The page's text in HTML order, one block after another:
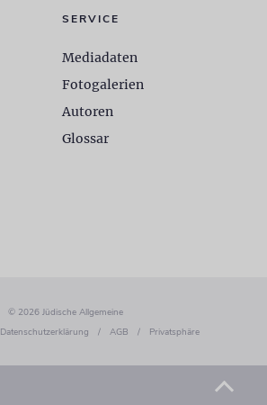
SERVICE
Mediadaten
Fotogalerien
Autoren
Glossar
© 2026 Jüdische Allgemeine
Datenschutzerklärung / AGB / Privatsphäre